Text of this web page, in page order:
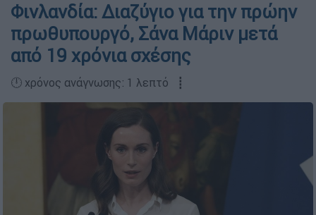
Φινλανδία: Διαζύγιο για την πρώην
πρωθυπουργό, Σάνα Μάριν μετά
από 19 χρόνια σχέσης
🕛 χρόνος ανάγνωσης: 1 λεπτό ┋